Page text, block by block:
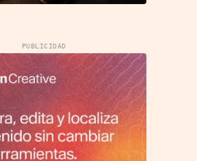
PUBLICIDAD